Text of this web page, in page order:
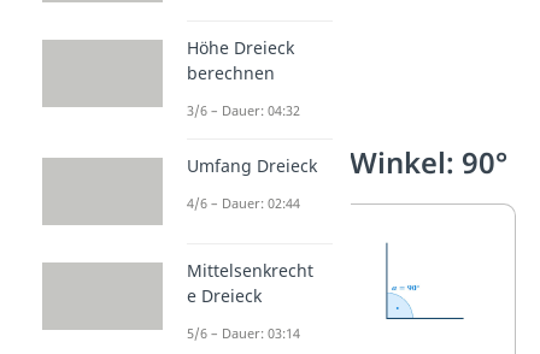
Der rechte Winkel: 90°
rechter
Winkel
hat
Höhe Dreieck
berechnen
3/6 – Dauer: 04:32
Umfang Dreieck
4/6 – Dauer: 02:44
Mittelsenkrecht
e Dreieck
5/6 – Dauer: 03:14